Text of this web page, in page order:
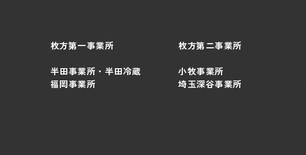
枚方第一事業所 枚方第二事業所
半田事業所・半田冷蔵 小牧事業所
福岡事業所 埼玉深谷事業所